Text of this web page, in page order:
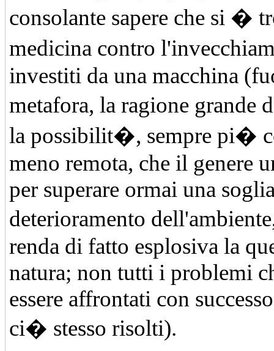
consolante sapere che si �
medicina contro
investiti da una macchina
metafora, la ragione grande
la possibilit�, sempre pi�
meno remota, che il genere
per superare ormai una
deterioramento
renda di fatto esplosiva la
natura; non tutti i problemi
essere affrontati con
ci� stesso risolti).